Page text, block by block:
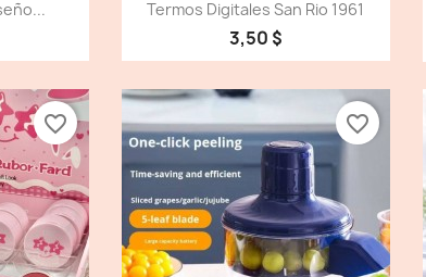

Termos Digitales San Rio 1961
3,50 $
favorite_border favorite_border